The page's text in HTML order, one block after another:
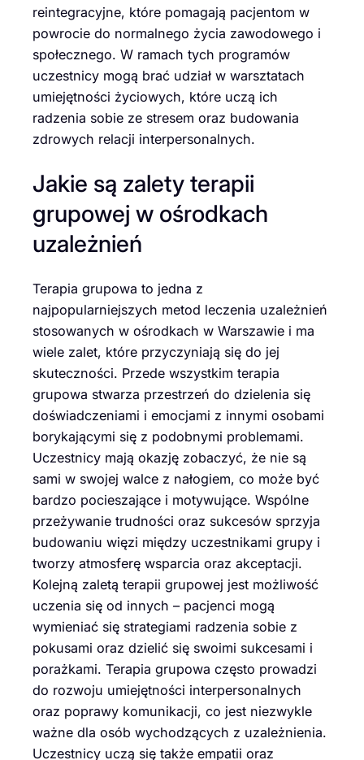
reintegracyjne, które pomagają pacjentom w
powrocie do normalnego życia zawodowego i
społecznego. W ramach tych programów
uczestnicy mogą brać udział w warsztatach
umiejętności życiowych, które uczą ich
radzenia sobie ze stresem oraz budowania
zdrowych relacji interpersonalnych.
Jakie są zalety terapii
grupowej w ośrodkach
uzależnień
Terapia grupowa to jedna z
najpopularniejszych metod leczenia uzależnień
stosowanych w ośrodkach w Warszawie i ma
wiele zalet, które przyczyniają się do jej
skuteczności. Przede wszystkim terapia
grupowa stwarza przestrzeń do dzielenia się
doświadczeniami i emocjami z innymi osobami
borykającymi się z podobnymi problemami.
Uczestnicy mają okazję zobaczyć, że nie są
sami w swojej walce z nałogiem, co może być
bardzo pocieszające i motywujące. Wspólne
przeżywanie trudności oraz sukcesów sprzyja
budowaniu więzi między uczestnikami grupy i
tworzy atmosferę wsparcia oraz akceptacji.
Kolejną zaletą terapii grupowej jest możliwość
uczenia się od innych – pacjenci mogą
wymieniać się strategiami radzenia sobie z
pokusami oraz dzielić się swoimi sukcesami i
porażkami. Terapia grupowa często prowadzi
do rozwoju umiejętności interpersonalnych
oraz poprawy komunikacji, co jest niezwykle
ważne dla osób wychodzących z uzależnienia.
Uczestnicy uczą się także empatii oraz